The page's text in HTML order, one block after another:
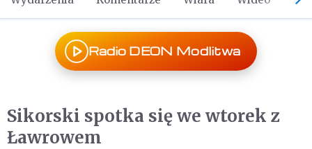
Radio DEON Modlitwa
Sikorski spotka się we wtorek z
Ławrowem